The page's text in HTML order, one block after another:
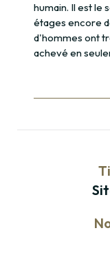
humain. Il est le
étages encore
d'hommes ont
achevé en